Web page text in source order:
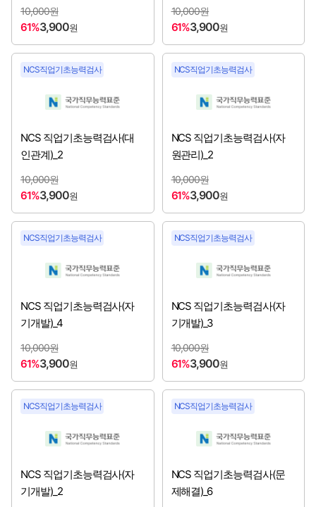
한국산림복지진흥원
한국산업기술시험원
한국산업단지공단 [2026년 3분기 채용시작]
한국산업인력공단 [2026년 3분기 채용시작]
한국서부발전㈜ [2026년 3분기 채용시작]
한국세라믹기술원
한국소방산업기술원 [2026년 3분기 채용시작]
한국수자원공사 [2026년 3분기 채용시작]
한국전력기술㈜ [2026년 3분기 채용시작]
한국주택금융공사 [2026년 3분기 채용시작]
한국지능정보사회진흥원
한국철도공사 [2026년 3분기 채용시작]
한국콘텐츠진흥원 [2026년 3분기 채용시작]
한국투자공사 [2026년 3분기 채용시작]
한국해양조사협회 [2026년 3분기 채용시작]
10,000원
61%3,900원
10,000원
61%3,900원
NCS직업기초능력검사
NCS 직업기초능력검사(대
인관계)_2
10,000원
61%3,900원
NCS직업기초능력검사
NCS 직업기초능력검사(자
원관리)_2
10,000원
61%3,900원
NCS직업기초능력검사
NCS 직업기초능력검사(자
기개발)_4
10,000원
61%3,900원
NCS직업기초능력검사
NCS 직업기초능력검사(자
기개발)_3
10,000원
61%3,900원
NCS직업기초능력검사
NCS 직업기초능력검사(자
기개발)_2
NCS직업기초능력검사
NCS 직업기초능력검사(문
제해결)_6